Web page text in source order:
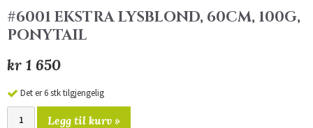
#6001 EKSTRA LYSBLOND, 60CM, 100G,
PONYTAIL
kr 1 650
Det er 6 stk tilgjengelig
Legg til kurv »